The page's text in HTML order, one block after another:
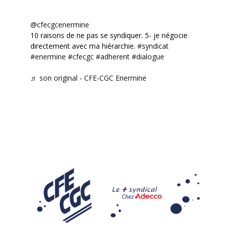
@cfecgcenermine
10 raisons de ne pas se syndiquer. 5- je négocie
directement avec ma hiérarchie. #syndicat
#enermine #cfecgc #adherent #dialogue
♬ son original - CFE-CGC Enermine